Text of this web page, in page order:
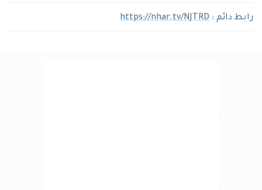
رابط دائم : https://nhar.tv/NJTRD